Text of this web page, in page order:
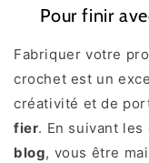
Pour finir
Fabriquer votre
crochet est un
créativité et de
fier. En suivant
blog, vous être